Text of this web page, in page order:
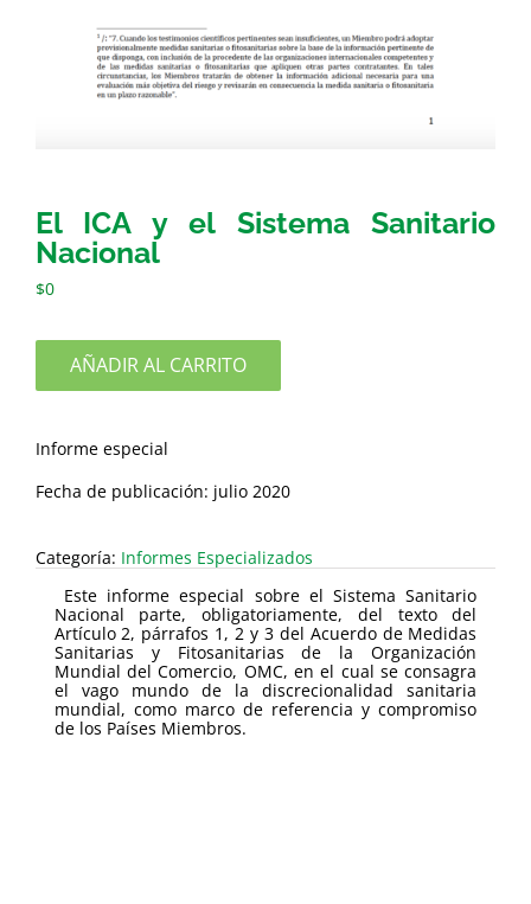
El ICA y el Sistema Sanitario
Nacional
$0
AÑADIR AL CARRITO
Informe especial
Fecha de publicación: julio 2020
Categoría: Informes Especializados
Este informe especial sobre el Sistema Sanitario
Nacional parte, obligatoriamente, del texto del
Artículo 2, párrafos 1, 2 y 3 del Acuerdo de Medidas
Sanitarias y Fitosanitarias de la Organización
Mundial del Comercio, OMC, en el cual se consagra
el vago mundo de la discrecionalidad sanitaria
mundial, como marco de referencia y compromiso
de los Países Miembros.